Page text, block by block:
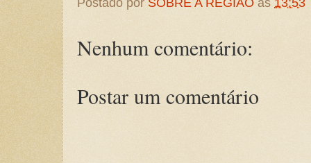
Postado por SOBRE A REGIÃO às 13:53
Nenhum comentário:
Postar um comentário